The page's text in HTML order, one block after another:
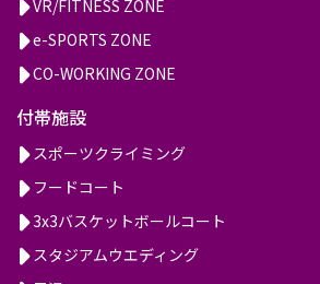
VR/FITNESS ZONE
e-SPORTS ZONE
CO-WORKING ZONE
付帯施設
スポーツクライミング
フードコート
3x3バスケットボールコート
スタジアムウエディング